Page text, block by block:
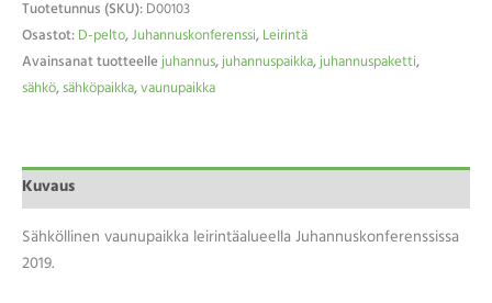
Tuotetunnus (SKU): D00103
Osastot: D-pelto, Juhannuskonferenssi, Leirintä
Avainsanat tuotteelle juhannus, juhannuspaikka, juhannuspaketti,
sähkö, sähköpaikka, vaunupaikka
Kuvaus
Sähköllinen vaunupaikka leirintäalueella Juhannuskonferenssissa
2019.